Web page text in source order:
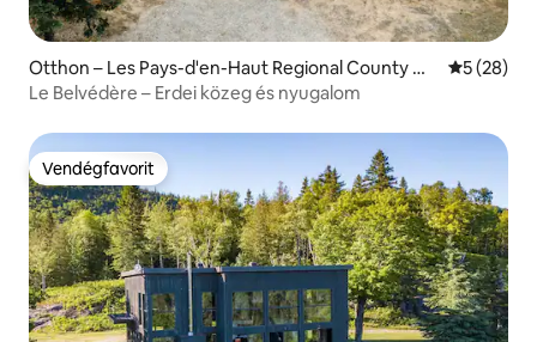
Otthon – Les Pays-d'en-Haut Regional County Mu
nicipality
Átlagos
5 (28)
Le Belvédère – Erdei közeg és nyugalom
Vendégfavorit
Vendégfavorit